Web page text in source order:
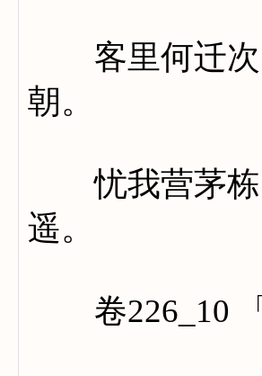
客里何迁次
朝。
忧我营茅栋
遥。
卷226_10